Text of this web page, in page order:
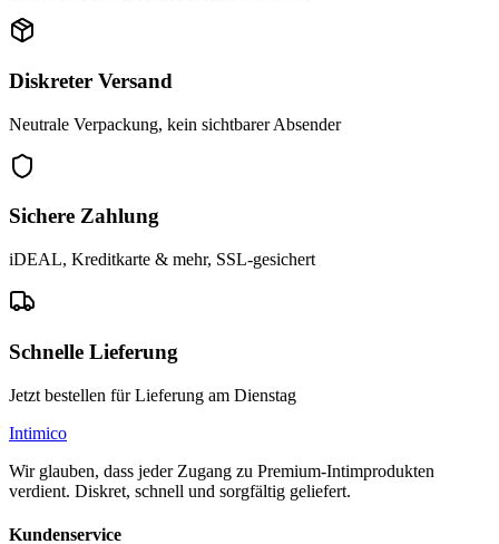
Diskreter Versand
Neutrale Verpackung, kein sichtbarer Absender
Sichere Zahlung
iDEAL, Kreditkarte & mehr, SSL-gesichert
Schnelle Lieferung
Jetzt bestellen für Lieferung am Dienstag
Intimico
Wir glauben, dass jeder Zugang zu Premium-Intimprodukten
verdient. Diskret, schnell und sorgfältig geliefert.
Kundenservice